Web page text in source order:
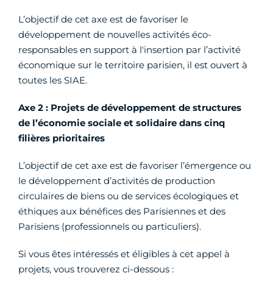
L’objectif de cet axe est de favoriser le
développement de nouvelles activités éco-
responsables en support à l'insertion par l’activité
économique sur le territoire parisien, il est ouvert à
toutes les SIAE.
Axe 2 : Projets de développement de structures
de l’économie sociale et solidaire dans cinq
filières prioritaires
L’objectif de cet axe est de favoriser l’émergence ou
le développement d’activités de production
circulaires de biens ou de services écologiques et
éthiques aux bénéfices des Parisiennes et des
Parisiens (professionnels ou particuliers).
Si vous êtes intéressés et éligibles à cet appel à
projets, vous trouverez ci-dessous :